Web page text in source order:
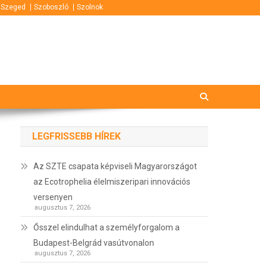
Szeged Szoboszló Szolnok
LEGFRISSEBB HÍREK
Az SZTE csapata képviseli Magyarországot
az Ecotrophelia élelmiszeripari innovációs
versenyen
augusztus 7, 2026
Ősszel elindulhat a személyforgalom a
Budapest-Belgrád vasútvonalon
augusztus 7, 2026